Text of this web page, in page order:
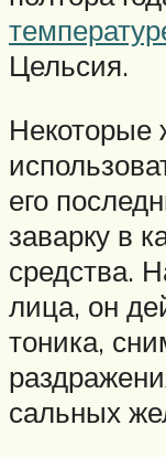
Цельсия.
его
заварку в
средства.
лица, он
тоника,
сальных